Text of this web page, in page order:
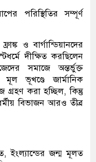
পরিস্থিতির সম্পূর্ণ
ও বার্গান্ডিয়ানদের
দীক্ষিত করছিলেন
সমাজে অন্তর্ভুক্ত
ভূখণ্ডে জার্মানিক
গ্রহণ করা হচ্ছিল, কিন্তু
বিভাজন আরও তীব্র
ইংল্যান্ডের জন্ম মূলত